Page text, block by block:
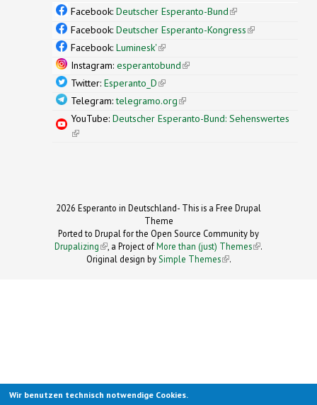
Facebook: Deutscher Esperanto-Bund(link is
external)
Facebook: Deutscher Esperanto-Kongress(link is
Facebook: Luminesk'(link is external)
Instagram: esperantobund(link is external)
Twitter: Esperanto_D(link is external)
Telegram:telegramo.org(link is external)
YouTube: Deutscher Esperanto-Bund: Sehenswertes
(link is external)
2026 Esperanto in Deutschland- This is a Free Drupal
Theme
Ported to Drupal for the Open Source Community by
Drupalizing(link is external)
, a Project ofMore than (just) Themes (link is
.
Original design by Simple Themes
(link is
.
Wir benutzen technisch notwendige Cookies.